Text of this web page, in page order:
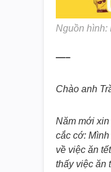
Nguồn hình:
—–
Chào anh
Năm mới
cắc cớ:
về việc ăn
thấy việc ăn